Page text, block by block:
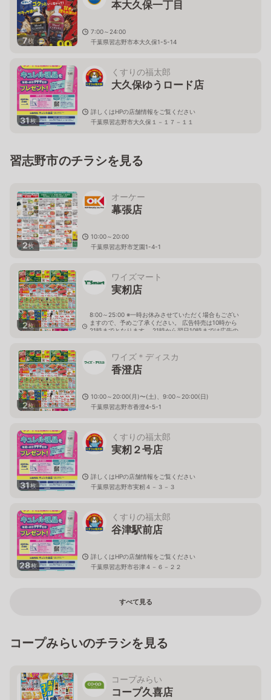
7枚
本大久保一丁目
7:00～24:00
千葉県習志野市本大久保1-5-14
31枚
くすりの福太郎
大久保ゆうロード店
詳しくはHPの店舗情報をご覧ください
千葉県習志野市大久保１－１７－１１
習志野市のチラシを見る
2枚
オーケー
幕張店
10:00～20:00
千葉県習志野市芝園1-4-1
2枚
ワイズマート
実籾店
8:00～25:00 ※一時お休みさせていただく場合もござい
ますので、予めご了承ください。 広告特売は10時から
21時までとなります。 21時から翌日10時までは広告の
2枚
ワイズ＊ディスカ
香澄店
10:00～20:00(月)〜(土)、9:00～20:00(日)
千葉県習志野市香澄4-5-1
31枚
くすりの福太郎
実籾２号店
詳しくはHPの店舗情報をご覧ください
千葉県習志野市実籾４－３－３
28枚
くすりの福太郎
谷津駅前店
詳しくはHPの店舗情報をご覧ください
千葉県習志野市谷津４－６－２２
すべて見る
コープみらいのチラシを見る
コープみらい
コープ久喜店